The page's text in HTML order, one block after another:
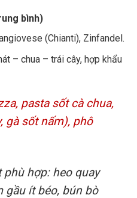
bình)
(Chianti), Zinfandel.
– chua – trái cây, hợp khẩu
pasta sốt cà chua,
gà sốt nấm), phô
hợp: heo quay
gầu ít béo, bún bò